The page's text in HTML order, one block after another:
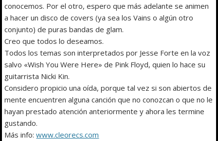
conocemos. Por el otro, espero que más adelante se animen
a hacer un disco de covers (ya sea los Vains o algún otro
conjunto) de puras bandas de glam.
Creo que todos lo deseamos.
Todos los temas son interpretados por Jesse Forte en la voz
salvo «Wish You Were Here» de Pink Floyd, quien lo hace su
guitarrista Nicki Kin.
Considero propicio una oída, porque tal vez si son abiertos de
mente encuentren alguna canción que no conozcan o que no le
hayan prestado atención anteriormente y ahora les termine
gustando.
Más info:www.cleorecs.com